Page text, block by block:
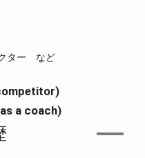
ター など
a coach)